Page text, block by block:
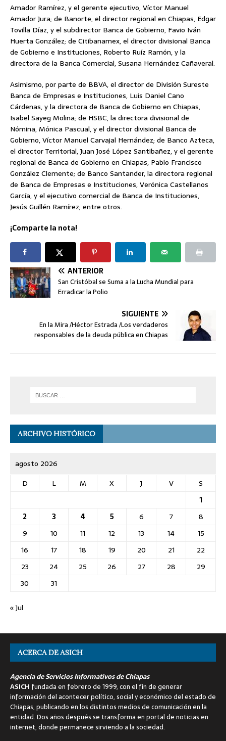
Amador Ramírez, y el gerente ejecutivo, Víctor Manuel
Amador Jura; de Banorte, el director regional en Chiapas, Edgar
Tovilla Díaz, y el subdirector Banca de Gobierno, Favio Iván
Huerta González; de Citibanamex, el director divisional Banca
de Gobierno e Instituciones, Roberto Ruíz Ramón, y la
directora de la Banca Comercial, Susana Hernández Cañaveral.
Asimismo, por parte de BBVA, el director de División Sureste
Banca de Empresas e Instituciones, Luis Daniel Cano
Cárdenas, y la directora de Banca de Gobierno en Chiapas,
Isabel Sayeg Molina; de HSBC, la directora divisional de
Nómina, Mónica Pascual, y el director divisional Banca de
Gobierno, Víctor Manuel Carvajal Hernández; de Banco Azteca,
el director Territorial, Juan José López Santibañez, y el gerente
regional de Banca de Gobierno en Chiapas, Pablo Francisco
González Clemente; de Banco Santander, la directora regional
de Banca de Empresas e Instituciones, Verónica Castellanos
García, y el ejecutivo comercial de Banca de Instituciones,
Jesús Guillén Ramírez; entre otros.
¡Comparte la nota!
ANTERIOR
San Cristóbal se Suma a la Lucha Mundial para
Erradicar la Polio
SIGUIENTE
En la Mira /Héctor Estrada /Los verdaderos
responsables de la deuda pública en Chiapas
ARCHIVO HISTÓRICO
agosto 2026
D
L M X J V
S
1
2
3 4 5 6 7
8
9
10 11 12 13 14
15
16
17 18 19 20 21
22
23
24 25 26 27 28
29
30
31
« Jul
ACERCA DE ASICH
Agencia de Servicios Informativos de Chiapas
ASICH fundada en febrero de 1999, con el fin de generar
información del acontecer político, social y económico del estado de
Chiapas, publicando en los distintos medios de comunicación en la
entidad. Dos años después se transforma en portal de noticias en
internet, donde permanece sirviendo a la sociedad.